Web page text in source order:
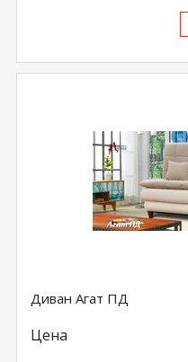
Диван Агат ПД
Цена